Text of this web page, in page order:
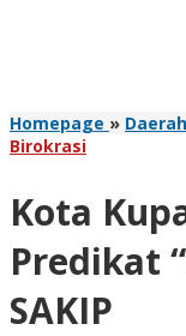
Homepage » Daerah
Birokrasi
Kota
Predikat
SAKIP